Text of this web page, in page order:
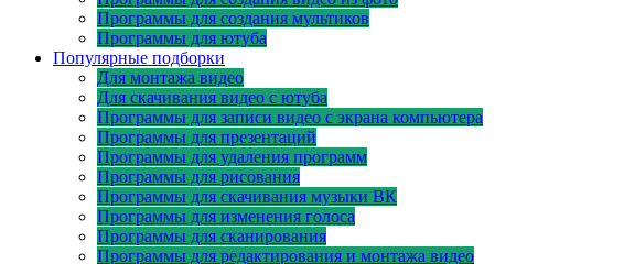
Программы для создания мультиков
Программы для ютуба
Популярные подборки
Для монтажа видео
Для скачивания видео с ютуба
Программы для записи видео с экрана компьютера
Программы для презентаций
Программы для удаления программ
Программы для рисования
Программы для скачивания музыки ВК
Программы для изменения голоса
Программы для сканирования
Программы для редактирования и монтажа видео